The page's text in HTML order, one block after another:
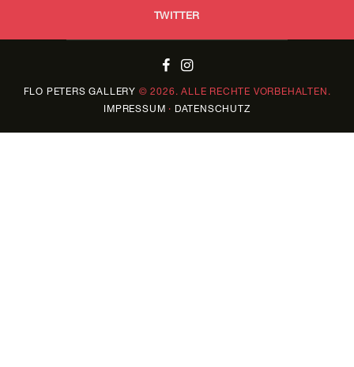
TWITTER
FLO PETERS GALLERY © 2026. ALLE RECHTE VORBEHALTEN.
IMPRESSUM · DATENSCHUTZ